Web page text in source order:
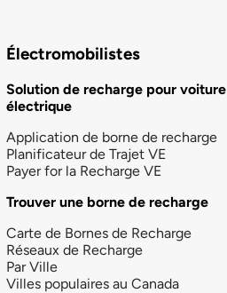
Électromobilistes
Solution de recharge pour voiture
électrique
Application de borne de recharge
Planificateur de Trajet VE
Payer for la Recharge VE
Trouver une borne de recharge
Carte de Bornes de Recharge
Réseaux de Recharge
Par Ville
Villes populaires au Canada